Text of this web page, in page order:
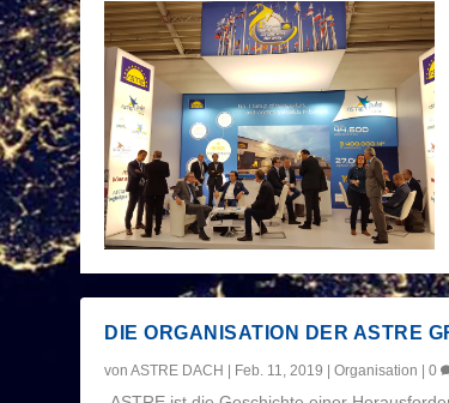
DIE ORGANISATION DER ASTRE
vonASTRE DACH | Feb. 11, 2019 |Organisation |0